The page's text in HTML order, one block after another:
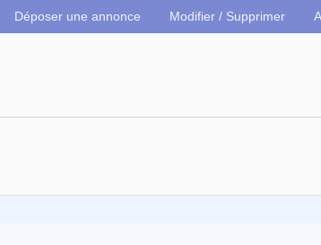
Déposer une annonce Modifier / Supprimer